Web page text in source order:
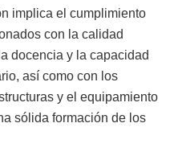
implica el cumplimiento
con la calidad
docencia y la capacidad
así como con los
y el equipamiento
sólida formación de los